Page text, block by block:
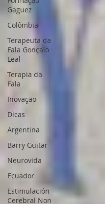
Gaguez
Colômbia
Terapeuta da
Fala Gonçalo
Leal
Terapia da
Fala
Inovação
Dicas
Argentina
Barry Guitar
Neurovida
Ecuador
Estimulación
Cerebral Non